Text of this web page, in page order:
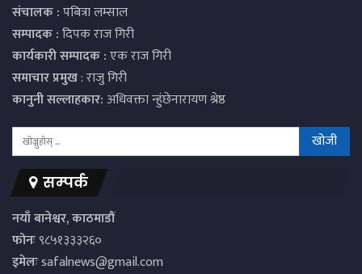
संचालक :पबित्रा लम्साल
सम्पादक :दिपक राज गिरी
कार्यकारी सम्पादक :एक राज गिरी
समाचार प्रमुख: राजु गिरी
कानुनी सल्लाहकार:अधिवक्ता न्हुंछेनारायण श्रेष्ठ
सम्पर्क
नयाँ बानेश्वर, काठमाडौं
फोनः९८५१३३३२६०
इमेलःsafalnews@gmail.com